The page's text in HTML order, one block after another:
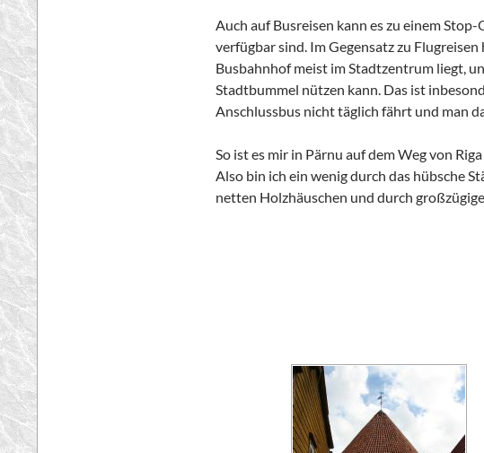
Auch auf Busreisen kann es zu einemStop-
verfügbar sind. Im Gegensatz zu
Busbahnhof meist im Stadtzentrum liegt,
Stadtbummel nützen kann. Das ist
Anschlussbus nicht täglich fährt und man
So ist es mir in Pärnu auf dem Weg von Riga
Also bin ich ein wenig durch das hübsche
netten Holzhäuschen und durch